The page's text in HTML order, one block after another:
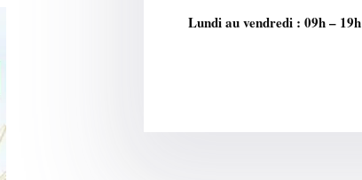
Lundi au vendredi : 09h – 19h